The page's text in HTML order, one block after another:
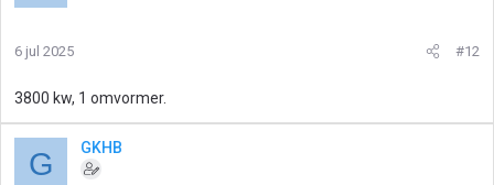
6 jul 2025 #12
3800 kw, 1 omvormer.
G GKHB